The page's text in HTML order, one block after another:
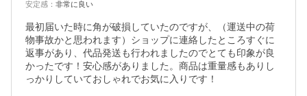
安定感 ： 非常に良い
最初届いた時に角が破損していたのですが、（運送中の荷
物事故かと思われます）ショップに連絡したところすぐに
返事があり、代品発送も行われましたのでとても印象が良
かったです！安心感がありました。商品は重量感もありし
っかりしていておしゃれでお気に入りです！